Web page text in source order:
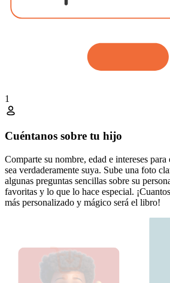
1
Cuéntanos sobre tu hijo
Comparte su nombre, edad e intereses
sea verdaderamente suya. Sube una foto
algunas preguntas sencillas sobre su
favoritas y lo que lo hace especial.
más personalizado y mágico será el libro!